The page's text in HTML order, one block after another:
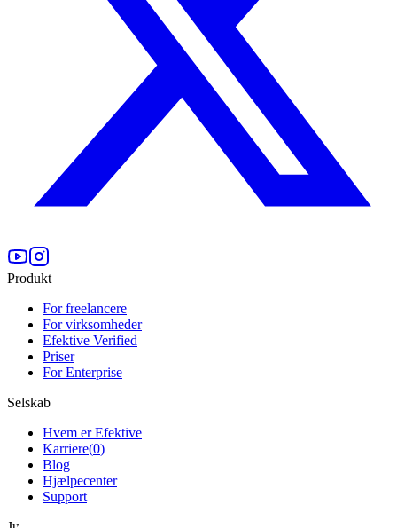
Produkt
For freelancere
For virksomheder
Efektive Verified
Priser
For Enterprise
Selskab
Hvem er Efektive
Karriere(0)
Blog
Hjælpecenter
Support